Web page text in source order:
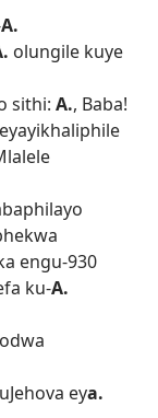
A.
olungile kuye
sithi: A., Baba!
engu-930
ku-A.
eya.